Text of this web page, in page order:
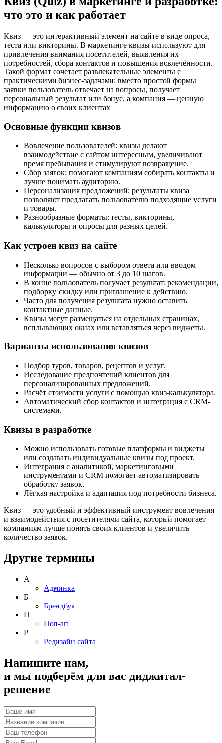
что это и как работает
Квиз — это интерактивный элемент на сайте в виде опроса,
теста или викторины. В маркетинге квизы используют для
привлечения внимания посетителей, выявления их
потребностей, сбора контактов и повышения вовлечённости.
Такой формат сочетает развлекательные элементы с
практическими бизнес-задачами: вместо простой формы
заявки пользователь отвечает на вопросы, получает
персональный результат или бонус, а компания — ценную
информацию о своих клиентах.
Основные функции квизов
Вовлечение пользователей: квизы делают
взаимодействие с сайтом интересным, увеличивают
время пребывания и стимулируют возвращение.
Сбор заявок: помогают компаниям собирать контакты и
лучше понимать аудиторию.
Персонализация предложений: результаты квиза
позволяют предлагать пользователю подходящие услуги
и товары.
Разнообразные форматы: тесты, викторины,
калькуляторы и опросы для разных целей.
Как устроен квиз на сайте
Несколько вопросов с выбором ответа или вводом
информации — обычно от 3 до 10 шагов.
В конце пользователь получает результат: рекомендации,
подборку, скидку или приглашение к действию.
Часто для получения результата нужно оставить
контактные данные.
Квизы могут размещаться на отдельных страницах,
всплывающих окнах или вставляться через виджеты.
Варианты использования квизов
Подбор туров, товаров, рецептов и услуг.
Исследование предпочтений клиентов для
персонализированных предложений.
Расчёт стоимости услуги с помощью квиз-калькулятора.
Автоматический сбор контактов и интеграция с CRM-
системами.
Квизы в разработке
Можно использовать готовые платформы и виджеты
или создавать индивидуальные квизы под проект.
Интеграция с аналитикой, маркетинговыми
инструментами и CRM помогает автоматизировать
обработку заявок.
Лёгкая настройка и адаптация под потребности бизнеса.
Квиз — это удобный и эффективный инструмент вовлечения
и взаимодействия с посетителями сайта, который помогает
компаниям лучше понять своих клиентов и увеличить
количество заявок.
Другие термины
А
Админка
Б
Брендбук
П
Поп-ап
Р
Редизайн сайта
Напишите нам,
и мы подберём для вас диджитал-
решение